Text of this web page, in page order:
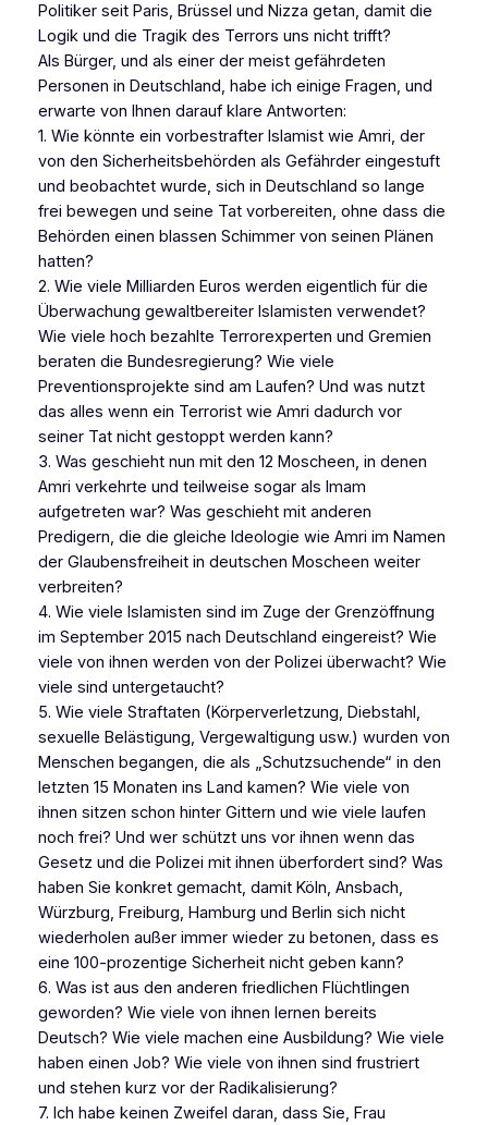
Politiker seit Paris, Brüssel und Nizza getan, damit die
Logik und die Tragik des Terrors uns nicht trifft?
Als Bürger, und als einer der meist gefährdeten
Personen in Deutschland, habe ich einige Fragen, und
erwarte von Ihnen darauf klare Antworten:
1. Wie könnte ein vorbestrafter Islamist wie Amri, der
von den Sicherheitsbehörden als Gefährder eingestuft
und beobachtet wurde, sich in Deutschland so lange
frei bewegen und seine Tat vorbereiten, ohne dass die
Behörden einen blassen Schimmer von seinen Plänen
hatten?
2. Wie viele Milliarden Euros werden eigentlich für die
Überwachung gewaltbereiter Islamisten verwendet?
Wie viele hoch bezahlte Terrorexperten und Gremien
beraten die Bundesregierung? Wie viele
Preventionsprojekte sind am Laufen? Und was nutzt
das alles wenn ein Terrorist wie Amri dadurch vor
seiner Tat nicht gestoppt werden kann?
3. Was geschieht nun mit den 12 Moscheen, in denen
Amri verkehrte und teilweise sogar als Imam
aufgetreten war? Was geschieht mit anderen
Predigern, die die gleiche Ideologie wie Amri im Namen
der Glaubensfreiheit in deutschen Moscheen weiter
verbreiten?
4. Wie viele Islamisten sind im Zuge der Grenzöffnung
im September 2015 nach Deutschland eingereist? Wie
viele von ihnen werden von der Polizei überwacht? Wie
viele sind untergetaucht?
5. Wie viele Straftaten (Körperverletzung, Diebstahl,
sexuelle Belästigung, Vergewaltigung usw.) wurden von
Menschen begangen, die als „Schutzsuchende“ in den
letzten 15 Monaten ins Land kamen? Wie viele von
ihnen sitzen schon hinter Gittern und wie viele laufen
noch frei? Und wer schützt uns vor ihnen wenn das
Gesetz und die Polizei mit ihnen überfordert sind? Was
haben Sie konkret gemacht, damit Köln, Ansbach,
Würzburg, Freiburg, Hamburg und Berlin sich nicht
wiederholen außer immer wieder zu betonen, dass es
eine 100-prozentige Sicherheit nicht geben kann?
6. Was ist aus den anderen friedlichen Flüchtlingen
geworden? Wie viele von ihnen lernen bereits
Deutsch? Wie viele machen eine Ausbildung? Wie viele
haben einen Job? Wie viele von ihnen sind frustriert
und stehen kurz vor der Radikalisierung?
7. Ich habe keinen Zweifel daran, dass Sie, Frau